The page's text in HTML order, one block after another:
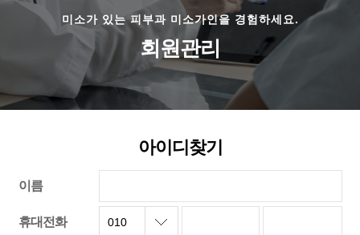
미소가 있는 피부과 미소가인을 경험하세요.
회원관리
아이디찾기
이름
휴대전화